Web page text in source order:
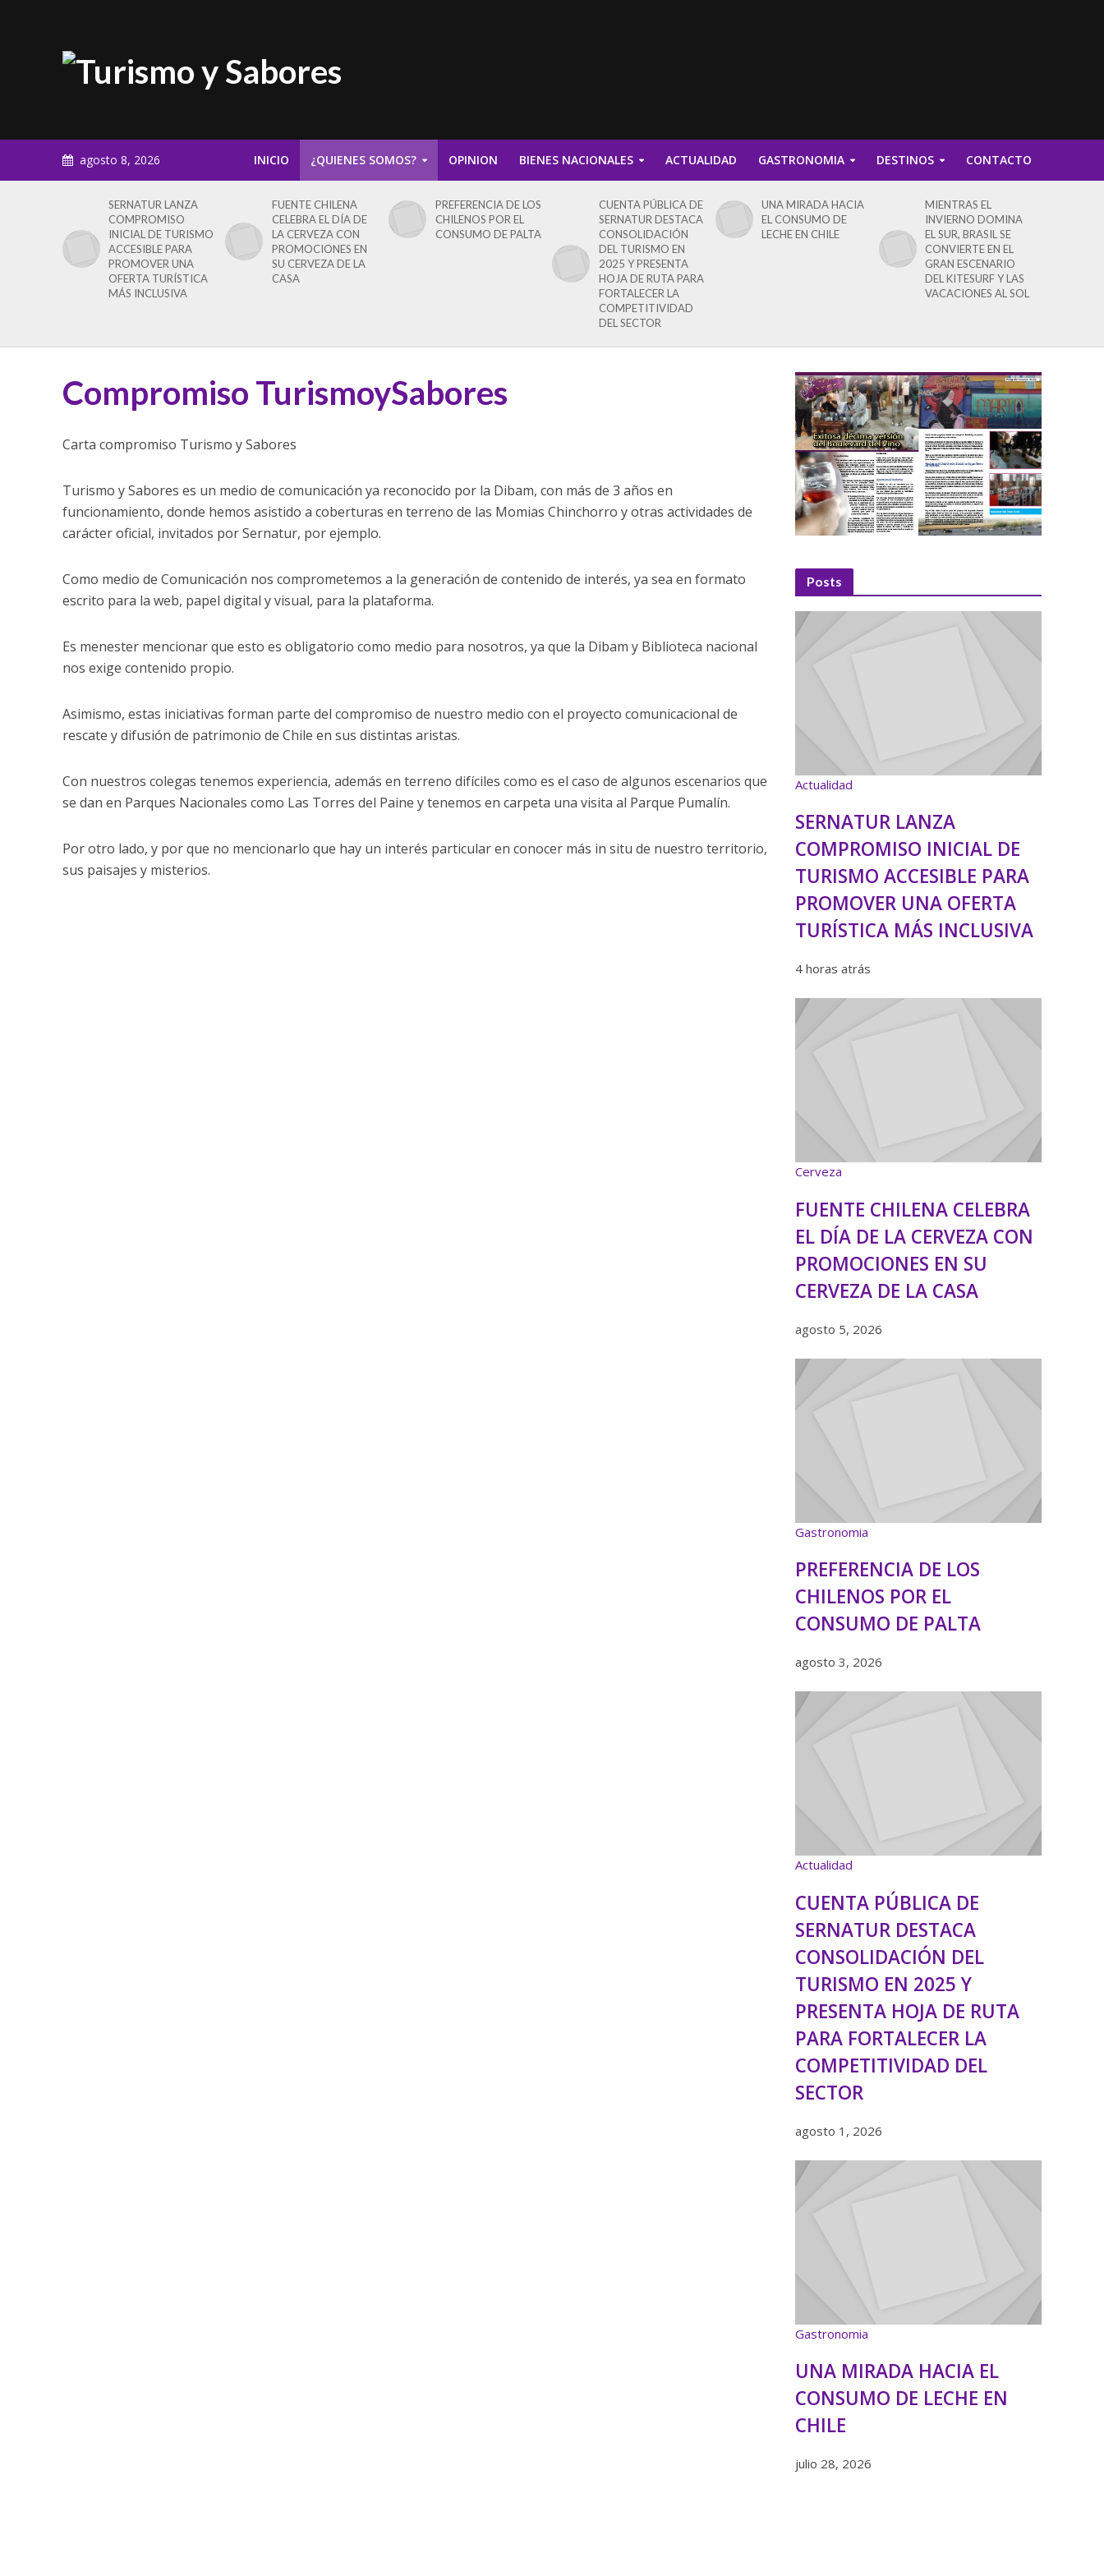
agosto 8, 2026 INICIO ¿QUIENES SOMOS? OPINION BIENES NACIONALES ACTUALIDAD GASTRONOMIA DESTINOS CONTACTO
SERNATUR LANZA
COMPROMISO
INICIAL DE TURISMO
ACCESIBLE PARA
PROMOVER UNA
OFERTA TURÍSTICA
MÁS INCLUSIVA
FUENTE CHILENA
CELEBRA EL DÍA DE
LA CERVEZA CON
PROMOCIONES EN
SU CERVEZA DE LA
CASA
PREFERENCIA DE LOS
CHILENOS POR EL
CONSUMO DE PALTA
CUENTA PÚBLICA DE
SERNATUR DESTACA
CONSOLIDACIÓN
DEL TURISMO EN
2025 Y PRESENTA
HOJA DE RUTA PARA
FORTALECER LA
COMPETITIVIDAD
DEL SECTOR
UNA MIRADA HACIA
EL CONSUMO DE
LECHE EN CHILE
MIENTRAS EL
INVIERNO DOMINA
EL SUR, BRASIL SE
CONVIERTE EN EL
GRAN ESCENARIO
DEL KITESURF Y LAS
VACACIONES AL SOL
Compromiso TurismoySabores
Carta compromiso Turismo y Sabores
Turismo y Sabores es un medio de comunicación ya reconocido por la Dibam, con más de 3 años en
funcionamiento, donde hemos asistido a coberturas en terreno de las Momias Chinchorro y otras actividades de
carácter oficial, invitados por Sernatur, por ejemplo.
Como medio de Comunicación nos comprometemos a la generación de contenido de interés, ya sea en formato
escrito para la web, papel digital y visual, para la plataforma.
Es menester mencionar que esto es obligatorio como medio para nosotros, ya que la Dibam y Biblioteca nacional
nos exige contenido propio.
Asimismo, estas iniciativas forman parte del compromiso de nuestro medio con el proyecto comunicacional de
rescate y difusión de patrimonio de Chile en sus distintas aristas.
Con nuestros colegas tenemos experiencia, además en terreno difíciles como es el caso de algunos escenarios que
se dan en Parques Nacionales como Las Torres del Paine y tenemos en carpeta una visita al Parque Pumalín.
Por otro lado, y por que no mencionarlo que hay un interés particular en conocer más in situ de nuestro territorio,
sus paisajes y misterios.
Posts
Actualidad
SERNATUR LANZA
COMPROMISO INICIAL DE
TURISMO ACCESIBLE PARA
PROMOVER UNA OFERTA
TURÍSTICA MÁS INCLUSIVA
4 horas atrás
Cerveza
FUENTE CHILENA CELEBRA
EL DÍA DE LA CERVEZA CON
PROMOCIONES EN SU
CERVEZA DE LA CASA
agosto 5, 2026
Gastronomia
PREFERENCIA DE LOS
CHILENOS POR EL
CONSUMO DE PALTA
agosto 3, 2026
Actualidad
CUENTA PÚBLICA DE
SERNATUR DESTACA
CONSOLIDACIÓN DEL
TURISMO EN 2025 Y
PRESENTA HOJA DE RUTA
PARA FORTALECER LA
COMPETITIVIDAD DEL
SECTOR
agosto 1, 2026
Gastronomia
UNA MIRADA HACIA EL
CONSUMO DE LECHE EN
CHILE
julio 28, 2026